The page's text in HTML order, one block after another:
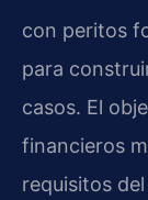
con peritos
para
casos. El
financieros
requisitos